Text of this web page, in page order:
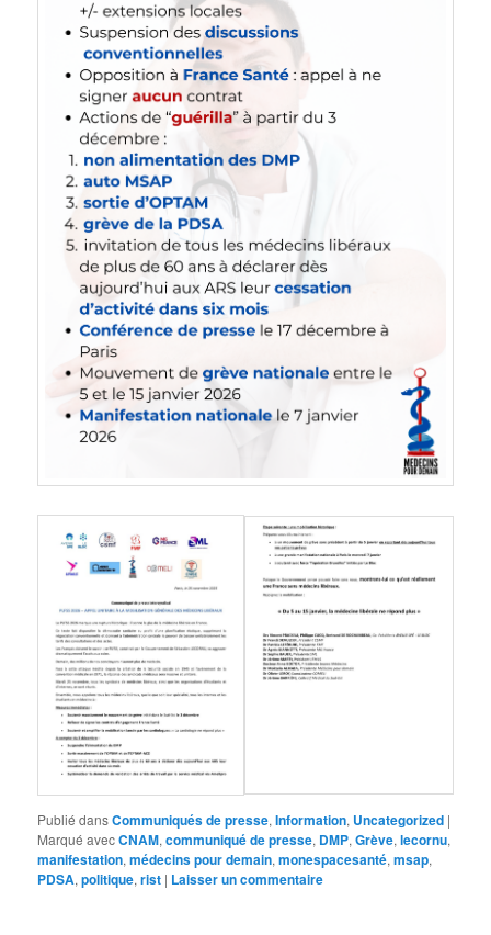
Publié dansCommuniqués de presse,Information, Uncategorized |
Marqué avecCNAM,communiqué de presse, DMP,Grève,lecornu,
manifestation,médecins pour demain,monespacesanté,msap,
PDSA,politique,rist | Laisser un commentaire